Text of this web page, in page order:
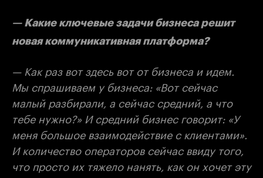
— Какие ключевые задачи бизнеса решит
новая коммуникативная платформа?
— Как раз вот здесь вот от бизнеса и идем.
Мы спрашиваем у бизнеса: «Вот сейчас
малый разбирали, а сейчас средний, а что
тебе нужно?» И средний бизнес говорит: «У
меня большое взаимодействие с клиентами».
И количество операторов сейчас ввиду того,
что просто их тяжело нанять, как он хочет эту